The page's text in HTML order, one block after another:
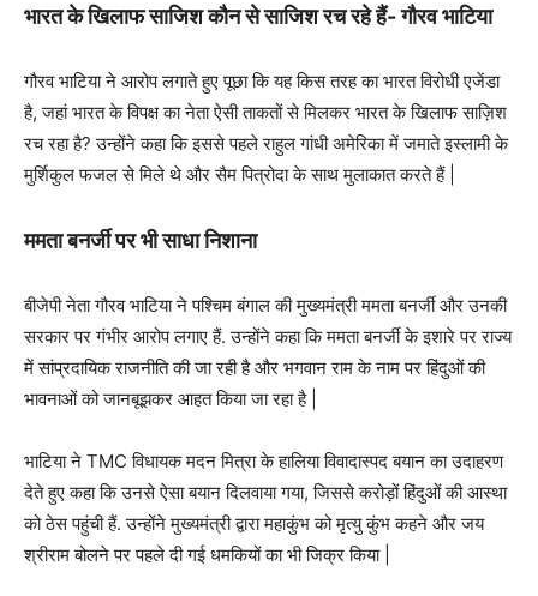
भारत के खिलाफ साजिश कौन से साजिश रच रहे हैं- गौरव भाटिया
गौरव भाटिया ने आरोप लगाते हुए पूछा कि यह किस तरह का भारत विरोधी एजेंडा
है, जहां भारत के विपक्ष का नेता ऐसी ताकतों से मिलकर भारत के खिलाफ साज़िश
रच रहा है? उन्होंने कहा कि इससे पहले राहुल गांधी अमेरिका में जमाते इस्लामी के
मुर्शिकुल फजल से मिले थे और सैम पित्रोदा के साथ मुलाकात करते हैं |
ममता बनर्जी पर भी साधा निशाना
बीजेपी नेता गौरव भाटिया ने पश्चिम बंगाल की मुख्यमंत्री ममता बनर्जी और उनकी
सरकार पर गंभीर आरोप लगाए हैं. उन्होंने कहा कि ममता बनर्जी के इशारे पर राज्य
में सांप्रदायिक राजनीति की जा रही है और भगवान राम के नाम पर हिंदुओं की
भावनाओं को जानबूझकर आहत किया जा रहा है |
भाटिया ने TMC विधायक मदन मित्रा के हालिया विवादास्पद बयान का उदाहरण
देते हुए कहा कि उनसे ऐसा बयान दिलवाया गया, जिससे करोड़ों हिंदुओं की आस्था
को ठेस पहुंची हैं. उन्होंने मुख्यमंत्री द्वारा महाकुंभ को मृत्यु कुंभ कहने और जय
श्रीराम बोलने पर पहले दी गई धमकियों का भी जिक्र किया |